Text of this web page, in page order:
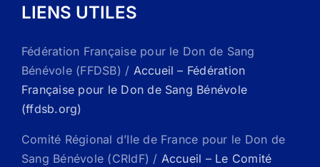
LIENS UTILES
Fédération Française pour le Don de Sang
Bénévole (FFDSB) / Accueil – Fédération
Française pour le Don de Sang Bénévole
(ffdsb.org)
Comité Régional d’Ile de France pour le Don de
Sang Bénévole (CRIdF) / Accueil – Le Comité